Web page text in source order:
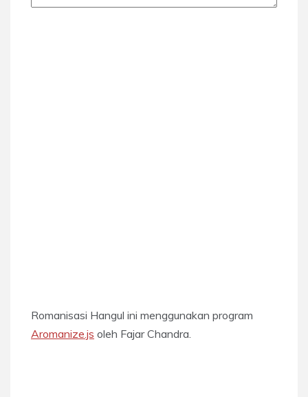
Romanisasi Hangul ini menggunakan program
Aromanize.js oleh Fajar Chandra.